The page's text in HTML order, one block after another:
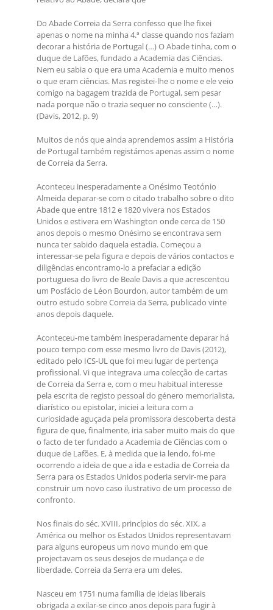
Do Abade Correia da Serra confesso que lhe fixei
apenas o nome na minha 4.ª classe quando nos faziam
decorar a história de Portugal (…) O Abade tinha, com o
duque de Lafões, fundado a Academia das Ciências.
Nem eu sabia o que era uma Academia e muito menos
o que eram ciências. Mas registei-lhe o nome e ele veio
comigo na bagagem trazida de Portugal, sem pesar
nada porque não o trazia sequer no consciente (…).
(Davis, 2012, p. 9)
Muitos de nós que ainda aprendemos assim a História
de Portugal também registámos apenas assim o nome
de Correia da Serra.
Aconteceu inesperadamente a Onésimo Teotónio
Almeida deparar-se com o citado trabalho sobre o dito
Abade que entre 1812 e 1820 vivera nos Estados
Unidos e estivera em Washington onde cerca de 150
anos depois o mesmo Onésimo se encontrava sem
nunca ter sabido daquela estadia. Começou a
interessar-se pela figura e depois de vários contactos e
diligências encontramo-lo a prefaciar a edição
portuguesa do livro de Beale Davis a que acrescentou
um Posfácio de Léon Bourdon, autor também de um
outro estudo sobre Correia da Serra, publicado vinte
anos depois daquele.
Aconteceu-me também inesperadamente deparar há
pouco tempo com esse mesmo livro de Davis (2012),
editado pelo ICS-UL que foi meu lugar de pertença
profissional. Vi que integrava uma colecção de cartas
de Correia da Serra e, com o meu habitual interesse
pela escrita de registo pessoal do género memorialista,
diarístico ou epistolar, iniciei a leitura com a
curiosidade aguçada pela promissora descoberta desta
figura de que, finalmente, iria saber muito mais do que
o facto de ter fundado a Academia de Ciências com o
duque de Lafões. E, à medida que ia lendo, foi-me
ocorrendo a ideia de que a ida e estadia de Correia da
Serra para os Estados Unidos poderia servir-me para
construir um novo caso ilustrativo de um processo de
confronto.
Nos finais do séc. XVIII, princípios do séc. XIX, a
América ou melhor os Estados Unidos representavam
para alguns europeus um novo mundo em que
projectavam os seus desejos de mudança e de
liberdade. Correia da Serra era um deles.
Nasceu em 1751 numa família de ideias liberais
obrigada a exilar-se cinco anos depois para fugir à